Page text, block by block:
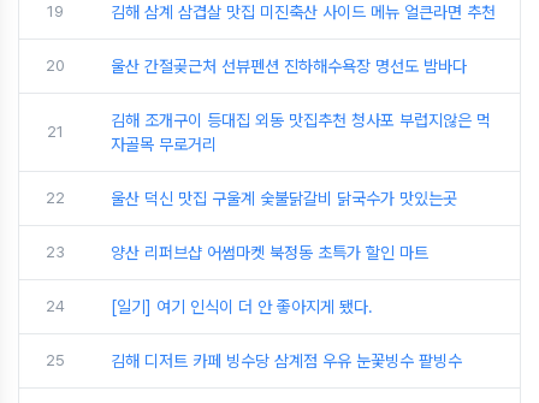
19 김해 삼계 삼겹살 맛집 미진축산 사이드 메뉴 얼큰라면 추천
20 울산 간절곶근처 선뷰펜션 진하해수욕장 명선도 밤바다
21
김해 조개구이 등대집 외동 맛집추천 청사포 부럽지않은 먹
자골목 무로거리
22 울산 덕신 맛집 구울계 숯불닭갈비 닭국수가 맛있는곳
23 양산 리퍼브샵 어썸마켓 북정동 초특가 할인 마트
24 [일기] 여기 인식이 더 안 좋아지게 됐다.
25 김해 디저트 카페 빙수당 삼계점 우유 눈꽃빙수 팥빙수